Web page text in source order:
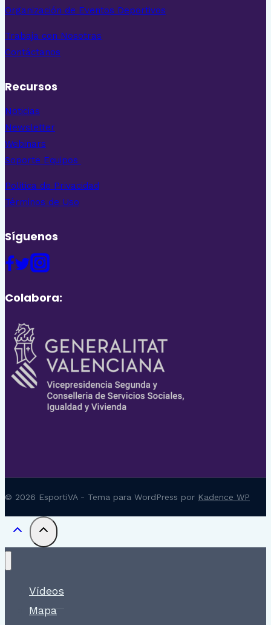
Organización de Eventos Deportivos
Trabaja con Nosotras
Contáctanos
Recursos
Noticias
Newsletter
Webinars
Soporte Equipos
Politica de Privacidad
Términos de Uso
Síguenos
Colabora:
© 2026 EsportiVA - Tema para WordPress por Kadence WP
Vídeos
Mapa